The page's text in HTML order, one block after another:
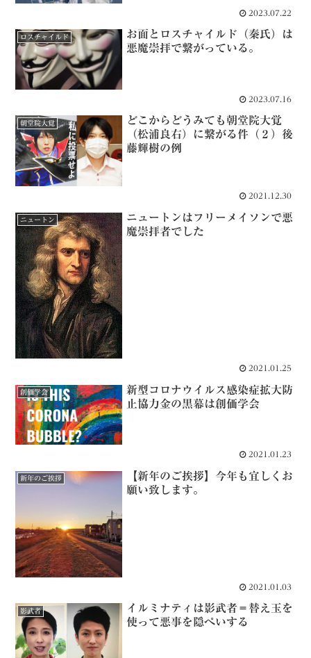
2023.07.22
ロスチャイルド
お面とロスチャイルド（秦氏）は
悪魔崇拝で繋がっている。
2023.07.16
朝堂院大覚
どこからどうみても朝堂院大覚
（松浦良右）に繋がる件（２）後
藤輝樹の例
2021.12.30
ニュートン
ニュートンはフリーメイソンで悪
魔崇拝者でした
2021.01.25
創価学会
新型コロナウイルス感染症拡大防
止協力金の黒幕は創価学会
2021.01.23
新年のご挨拶
【新年のご挨拶】今年も宜しくお
願い致します。
2021.01.03
影武者
イルミナティは影武者＝替え玉を
使って悪事を隠ぺいする